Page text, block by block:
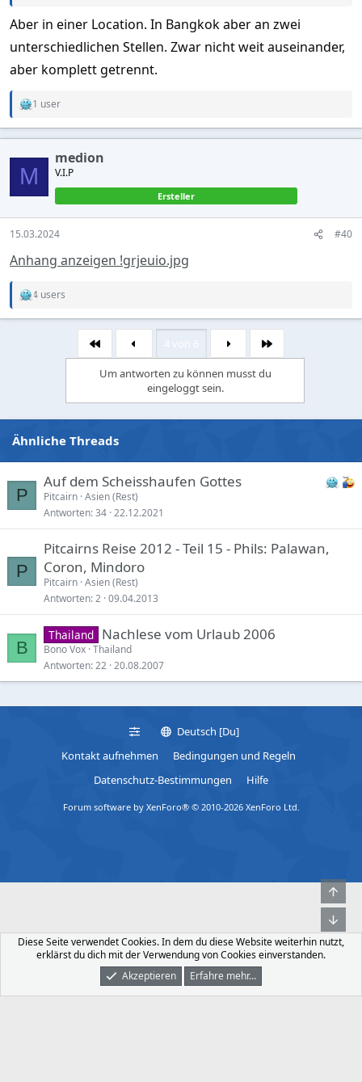
Aber in einer Location. In Bangkok aber an zwei
unterschiedlichen Stellen. Zwar nicht weit auseinander,
aber komplett getrennt.
R
a
t
o
n
1 user
M
medion
V.I.P
Ersteller
15.03.2024 #40
Anhang anzeigen !grjeuio.jpg
R
:
4 users
Erste
Letzte
Um antworten zu können musst du
eingeloggt sein.
Ähnliche Threads
P
Auf dem Scheisshaufen Gottes
Pitcairn Asien (Rest)
Antworten 34 22.12.2021
P
Pitcairns Reise 2012 - Teil 15 - Phils: Palawan,
Coron, Mindoro
Pitcairn Asien (Rest)
Antworten 2 09.04.2013
B
Thailand Nachlese vom Urlaub 2006
Bono Vox Thailand
Antworten 22 20.08.2007
Deutsch [Du]
Kontakt aufnehmen
Bedingungen und Regeln
Datenschutz-Bestimmungen
Hilfe
Forum software by XenForo® © 2010-2026 XenForo Ltd.
Was Ist Neu Dunkler Modus Anmelden
Diese Seite verwendet Cookies. In dem du diese Website weiterhin nutzt,
erklärst du dich mit der Verwendung von Cookies einverstanden.
Akzeptieren
Erfahre mehr…